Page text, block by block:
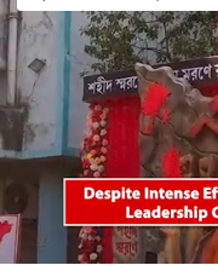
Loaded:
27.94%